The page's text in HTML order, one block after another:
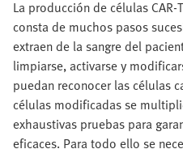
La producción de células
consta de muchos pasos
extraen de la sangre del
limpiarse, activarse y
puedan reconocer las células
células modificadas se
exhaustivas pruebas para
eficaces. Para todo ello se